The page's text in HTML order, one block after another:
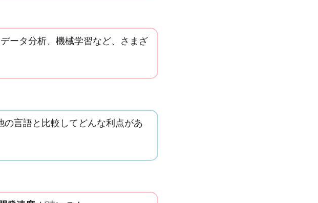
ータ分析、機械学習など、さまざ
言語と比較してどんな利点があ